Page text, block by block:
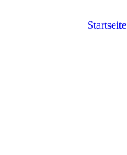
Startseite